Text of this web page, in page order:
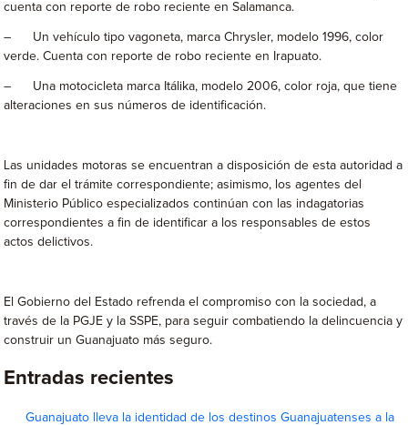
cuenta con reporte de robo reciente en Salamanca.
– Un vehículo tipo vagoneta, marca Chrysler, modelo 1996, color
verde. Cuenta con reporte de robo reciente en Irapuato.
– Una motocicleta marca Itálika, modelo 2006, color roja, que tiene
alteraciones en sus números de identificación.
Las unidades motoras se encuentran a disposición de esta autoridad a
fin de dar el trámite correspondiente; asimismo, los agentes del
Ministerio Público especializados continúan con las indagatorias
correspondientes a fin de identificar a los responsables de estos
actos delictivos.
El Gobierno del Estado refrenda el compromiso con la sociedad, a
través de la PGJE y la SSPE, para seguir combatiendo la delincuencia y
construir un Guanajuato más seguro.
Entradas recientes
Guanajuato lleva la identidad de los destinos Guanajuatenses a la